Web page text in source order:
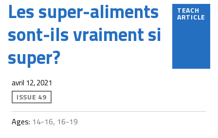
Les super-aliments
sont-ils vraiment si
super?
TEACH
ARTICLE
avril 12, 2021
ISSUE 49
Ages: 14-16, 16-19